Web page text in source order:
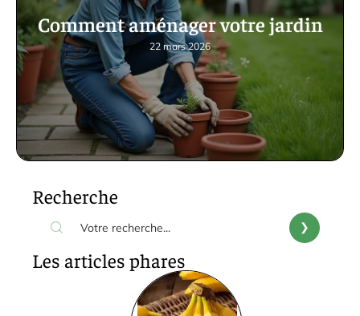
Comment aménager votre jardin
22 mars 2026
Recherche
Les articles phares